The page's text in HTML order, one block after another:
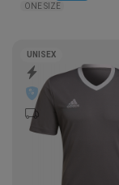
ONE SIZE
UNISEX